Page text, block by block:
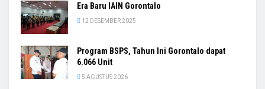
Era Baru IAIN Gorontalo
12 DESEMBER 2025
Program BSPS, Tahun Ini Gorontalo dapat
6.066 Unit
5 AGUSTUS 2026